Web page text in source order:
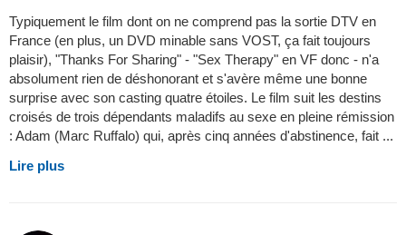
Typiquement le film dont on ne comprend pas la sortie DTV en
France (en plus, un DVD minable sans VOST, ça fait toujours
plaisir), "Thanks For Sharing" - "Sex Therapy" en VF donc - n'a
absolument rien de déshonorant et s'avère même une bonne
surprise avec son casting quatre étoiles. Le film suit les destins
croisés de trois dépendants maladifs au sexe en pleine rémission
: Adam (Marc Ruffalo) qui, après cinq années d'abstinence, fait ...
Lire plus